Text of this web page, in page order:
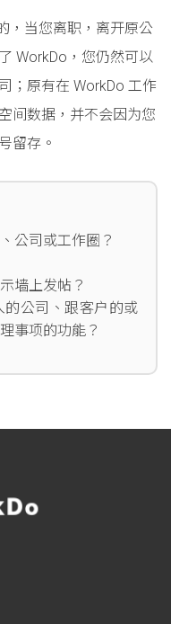
，当您离职，离开原公
WorkDo，您仍然可以
；原有在 WorkDo 工作
间数据，并不会因为您
留存。
公司或工作圈？
墙上发帖？
公司、跟客户的或
事项的功能？